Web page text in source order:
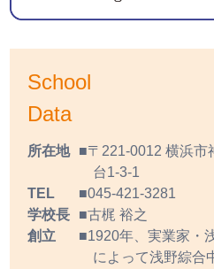
School
Data
所在地
〒221-0012 横浜市
台1-3-1
TEL
045-421-3281
学校長
古梶 裕之
創立
1920年、実業家・
によって浅野綜合